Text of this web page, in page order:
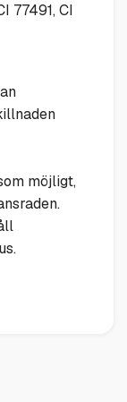
77491, CI
möjligt,